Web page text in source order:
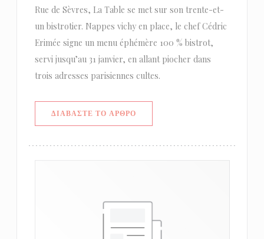
Rue de Sèvres, La Table se met sur son trente-et-
un bistrotier. Nappes vichy en place, le chef Cédric
Erimée signe un menu éphémère 100 % bistrot,
servi jusqu’au 31 janvier, en allant piocher dans
trois adresses parisiennes cultes.
ΔΙΑΒΆΣΤΕ ΤΟ ΆΡΘΡΟ((ΑΝΟΊΓΕΙ ΣΕ ΝΈΟ ΠΑΡΆΘΥΡΟ))